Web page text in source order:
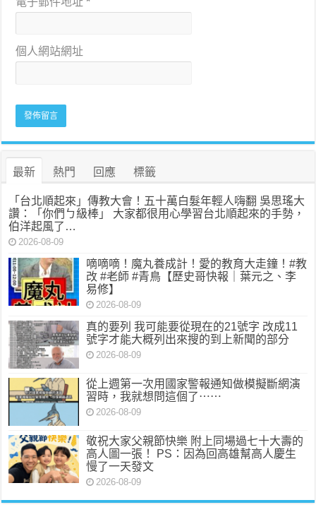
個人網站網址
最新 熱門 回應 標籤
「台北順起來」傳教大會！五十萬白髮年輕人嗨翻 吳思瑤大
讚：「你們ㄅ級棒」 大家都很用心學習台北順起來的手勢，
伯洋起風了…
2026-08-09
嘀嘀嘀！魔丸養成計！愛的教育大走鐘！#教
改 #老師 #青鳥【歷史哥快報｜葉元之、李
易修】
2026-08-09
真的要列 我可能要從現在的21號字 改成11
號字才能大概列出來搜的到上新聞的部分
2026-08-09
從上週第一次用國家警報通知做模擬斷網演
習時，我就想問這個了⋯⋯
2026-08-09
敬祝大家父親節快樂 附上同場過七十大壽的
高人圖一張！ PS：因為回高雄幫高人慶生
慢了一天發文
2026-08-09